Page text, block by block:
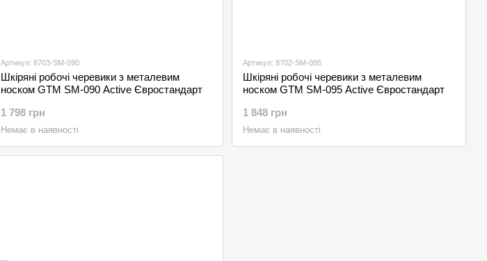
Артикул: 8703-SM-090
Шкіряні робочі черевики з металевим
носком GTM SM-090 Active Євростандарт
1 798 грн
Немає в наявності
Артикул: 8702-SM-095
Шкіряні робочі черевики з металевим
носком GTM SM-095 Active Євростандарт
1 848 грн
Немає в наявності